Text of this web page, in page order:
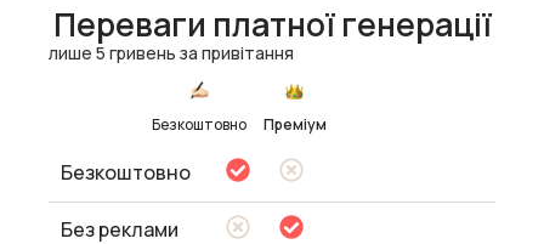
Переваги платної генерації
лише 5 гривень за привітання
Безкоштовно Преміум
Безкоштовно
Без реклами